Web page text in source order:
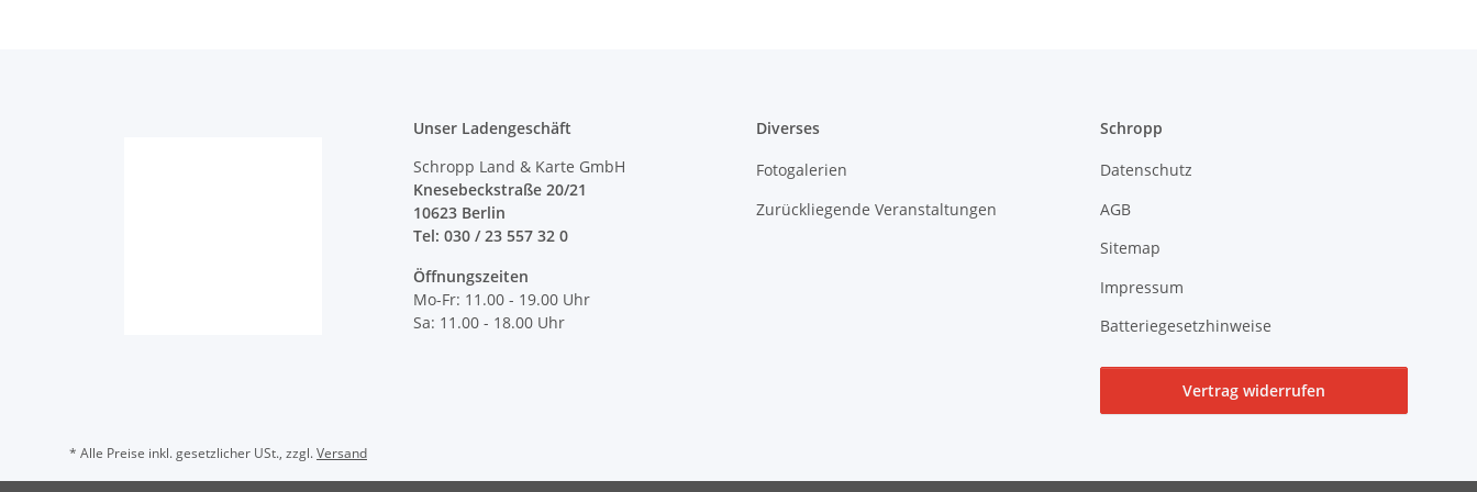
Unser Ladengeschäft
Schropp Land & Karte GmbH
Knesebeckstraße 20/21
10623 Berlin
Tel: 030 / 23 557 32 0
Öffnungszeiten
Mo-Fr: 11.00 - 19.00 Uhr
Sa: 11.00 - 18.00 Uhr
Diverses
Fotogalerien
Zurückliegende Veranstaltungen
Schropp
Datenschutz
AGB
Sitemap
Impressum
Batteriegesetzhinweise
Vertrag widerrufen
* Alle Preise inkl. gesetzlicher USt., zzgl.Versand